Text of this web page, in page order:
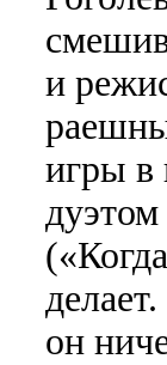
и
игры в
он